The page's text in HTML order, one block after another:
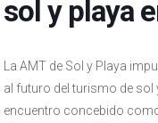
sol y playa
La AMT de Sol y Playa
al futuro del turismo de sol
encuentro concebido